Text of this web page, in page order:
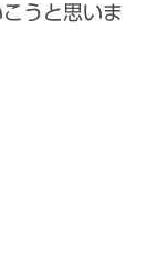
うと思いま